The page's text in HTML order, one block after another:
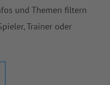
und Themen filtern
Trainer oder